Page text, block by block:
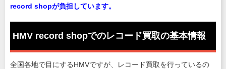
record shopが負担しています。
HMV record shopでのレコード買取の基本情報
全国各地で目にするHMVですが、レコード買取を行っているの